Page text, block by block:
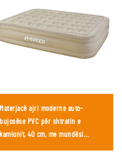
Materjacë ajri moderne auto-
bujosëse PVC për shtratin e
kamionit, 40 cm, me mundësi